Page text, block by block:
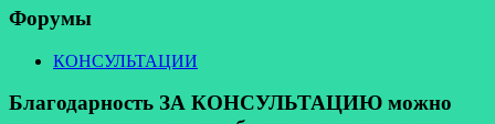
Форумы
КОНСУЛЬТАЦИИ
Благодарность ЗА КОНСУЛЬТАЦИЮ можно